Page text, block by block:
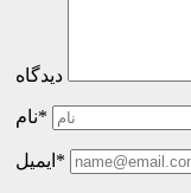
دیدگاه
نام*
ایمیل*